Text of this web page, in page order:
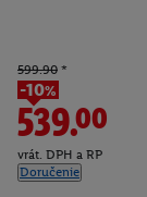
599.90 *
-10%
539.00
vrát. DPH a RP
Doručenie